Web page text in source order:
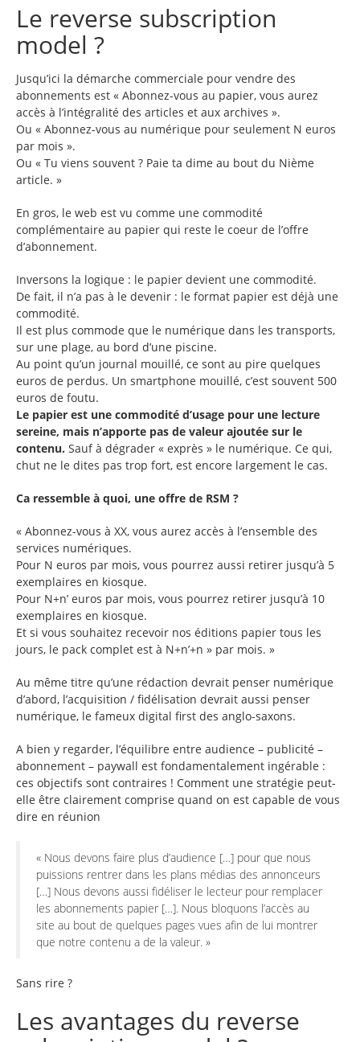
Le reverse subscription
model ?
Jusqu’ici la démarche commerciale pour vendre des
abonnements est « Abonnez-vous au papier, vous aurez
accès à l’intégralité des articles et aux archives ».
Ou « Abonnez-vous au numérique pour seulement N euros
par mois ».
Ou « Tu viens souvent ? Paie ta dime au bout du Nième
article. »
En gros, le web est vu comme une commodité
complémentaire au papier qui reste le coeur de l’offre
d’abonnement.
Inversons la logique : le papier devient une commodité.
De fait, il n’a pas à le devenir : le format papier est déjà une
commodité.
Il est plus commode que le numérique dans les transports,
sur une plage, au bord d’une piscine.
Au point qu’un journal mouillé, ce sont au pire quelques
euros de perdus. Un smartphone mouillé, c’est souvent 500
euros de foutu.
Le papier est une commodité d’usage pour une lecture
sereine, mais n’apporte pas de valeur ajoutée sur le
contenu. Sauf à dégrader « exprès » le numérique. Ce qui,
chut ne le dites pas trop fort, est encore largement le cas.
Ca ressemble à quoi, une offre de RSM ?
« Abonnez-vous à XX, vous aurez accès à l’ensemble des
services numériques.
Pour N euros par mois, vous pourrez aussi retirer jusqu’à 5
exemplaires en kiosque.
Pour N+n’ euros par mois, vous pourrez retirer jusqu’à 10
exemplaires en kiosque.
Et si vous souhaitez recevoir nos éditions papier tous les
jours, le pack complet est à N+n’+n » par mois. »
Au même titre qu’une rédaction devrait penser numérique
d’abord, l’acquisition / fidélisation devrait aussi penser
numérique, le fameux digital first des anglo-saxons.
A bien y regarder, l’équilibre entre audience – publicité –
abonnement – paywall est fondamentalement ingérable :
ces objectifs sont contraires ! Comment une stratégie peut-
elle être clairement comprise quand on est capable de vous
dire en réunion
« Nous devons faire plus d’audience […] pour que nous
puissions rentrer dans les plans médias des annonceurs
[…] Nous devons aussi fidéliser le lecteur pour remplacer
les abonnements papier […]. Nous bloquons l’accès au
site au bout de quelques pages vues afin de lui montrer
que notre contenu a de la valeur. »
Sans rire ?
Les avantages du reverse